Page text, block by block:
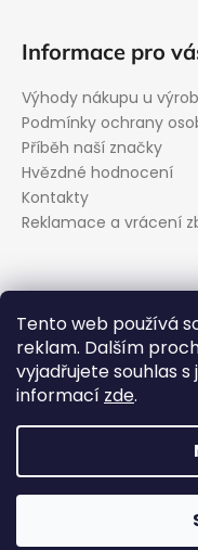
Tento web používá
reklam. Dalším
vyjadřujete souhlas
informací zde.
Informace pro
Výhody nákupu u
Podmínky ochrany
Příběh naší značky
Hvězdné hodnocení
Kontakty
Reklamace a vrácení
podpora@
Facebook
evolveo_cz
YouTube